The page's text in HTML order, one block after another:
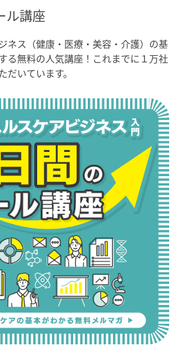
ル講座
ネス（健康・医療・美容・介護）の基
る無料の人気講座！これまでに１万社
いています。